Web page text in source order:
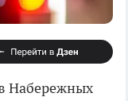
Набережных